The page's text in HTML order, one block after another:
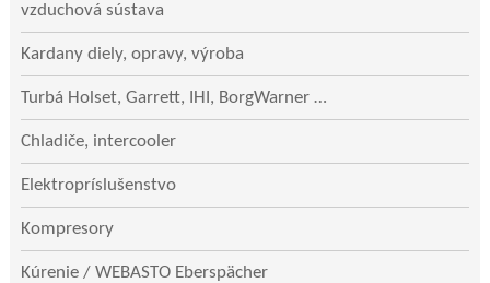
vzduchová sústava
Kardany diely, opravy, výroba
Turbá Holset, Garrett, IHI, BorgWarner …
Chladiče, intercooler
Elektropríslušenstvo
Kompresory
Kúrenie / WEBASTO Eberspächer